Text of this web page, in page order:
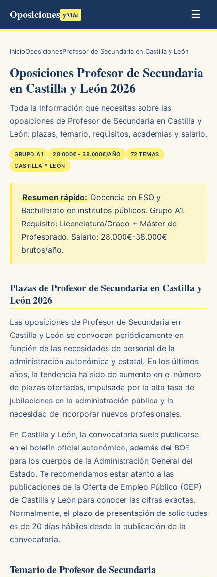
Oposiciones yMás ☰
InicioOposicionesProfesor de Secundaria en Castilla y León
Oposiciones Profesor de Secundaria
en Castilla y León 2026
Toda la información que necesitas sobre las
oposiciones de Profesor de Secundaria en Castilla y
León: plazas, temario, requisitos, academias y salario.
GRUPO A1 28.000€ - 38.000€/AÑO
72 TEMAS
CASTILLA Y LEÓN
Resumen rápido: Docencia en ESO y
Bachillerato en institutos públicos. Grupo A1.
Requisito: Licenciatura/Grado + Máster de
Profesorado. Salario: 28.000€-38.000€
brutos/año.
Plazas de Profesor de Secundaria en Castilla y
León 2026
Las oposiciones de Profesor de Secundaria en
Castilla y León se convocan periódicamente en
función de las necesidades de personal de la
administración autonómica y estatal. En los últimos
años, la tendencia ha sido de aumento en el número
de plazas ofertadas, impulsada por la alta tasa de
jubilaciones en la administración pública y la
necesidad de incorporar nuevos profesionales.
En Castilla y León, la convocatoria suele publicarse
en el boletín oficial autonómico, además del BOE
para los cuerpos de la Administración General del
Estado. Te recomendamos estar atento a las
publicaciones de la Oferta de Empleo Público (OEP)
de Castilla y León para conocer las cifras exactas.
Normalmente, el plazo de presentación de solicitudes
es de 20 días hábiles desde la publicación de la
convocatoria.
Temario de Profesor de Secundaria